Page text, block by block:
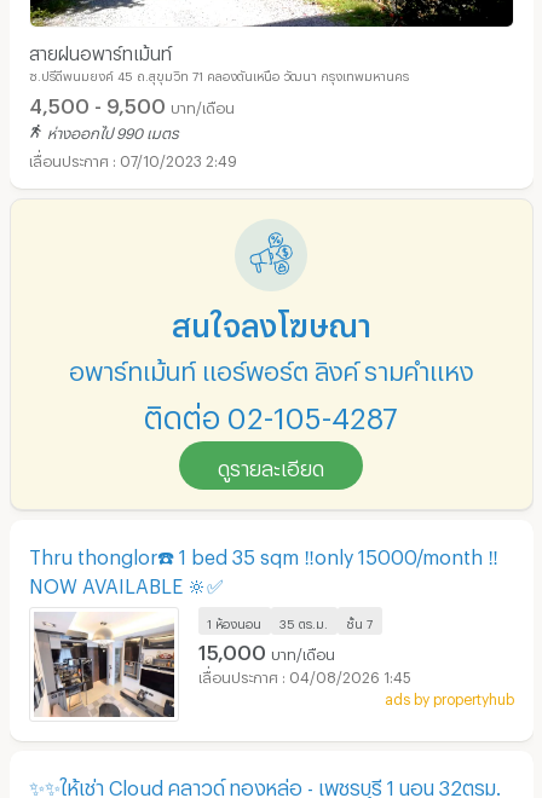
สายฝนอพาร์ทเม้นท์
ซ.ปรีดีพนมยงค์ 45 ถ.สุขุมวิท 71 คลองตันเหนือ วัฒนา กรุงเทพมหานคร
4,500 - 9,500 บาท/เดือน
ห่างออกไป 990 เมตร
07/10/2023 2:49
สนใจลงโฆษณา
อพาร์ทเม้นท์ แอร์พอร์ต ลิงค์ รามคำแหง
ติดต่อ 02-105-4287
ดูรายละเอียด
Thru thonglor☎️ 1 bed 35 sqm ‼️only 15000/month ‼️
NOW AVAILABLE 🔆✅
1 ห้องนอน 35 ตร.ม. ชั้น 7
15,000 บาท/เดือน
04/08/2026 1:45
ads by propertyhub
✨✨ให้เช่า Cloud คลาวด์ ทองหล่อ - เพชรบุรี 1 นอน 32ตรม.